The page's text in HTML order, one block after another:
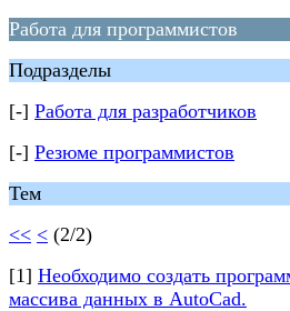
Работа для программистов
Подразделы
[-] Работа для разработчиков
[-] Резюме программистов
Тем
<< < (2/2)
[1] Необходимо создать
массива данных в AutoCad.